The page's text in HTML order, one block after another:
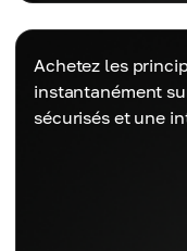
Achetez les
instantanément
sécurisés et une